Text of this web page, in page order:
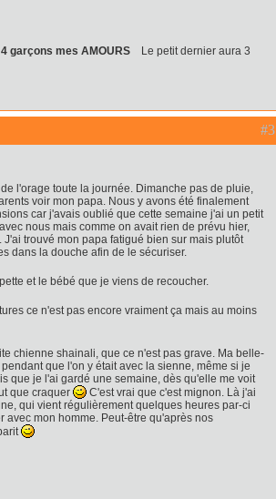
garçons mes AMOURS
Le petit dernier aura 3
#3
l'orage toute la journée. Dimanche pas de pluie,
voir mon papa. Nous y avons été finalement
car j'avais oublié que cette semaine j'ai un petit
nous mais comme on avait rien de prévu hier,
trouvé mon papa fatigué bien sur mais plutôt
dans la douche afin de le sécuriser.
et le bébé que je viens de recoucher.
ce n'est pas encore vraiment ça mais au moins
chienne shainali, que ce n'est pas grave. Ma belle-
que l'on y était avec la sienne, même si je
que je l'ai gardé une semaine, dès qu'elle me voit
que craquer
C'est vrai que c'est mignon. Là j'ai
qui vient régulièrement quelques heures par-ci
avec mon homme. Peut-être qu'après nos